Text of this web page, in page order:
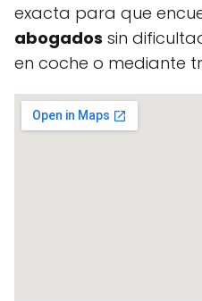
exacta para que
abogados sin
en coche o mediante